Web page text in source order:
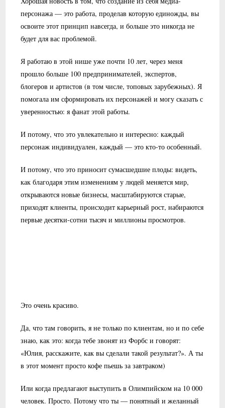
персонажа — это работа, проделав которую единожды, вы
освоите этот принцип навсегда, и больше это никогда не
будет для вас проблемой.
Я работаю в этой нише уже почти 10 лет, через меня
прошло больше 100 предпринимателей, экспертов,
блогеров и артистов (в том числе, топовых зарубежных). Я
помогала им сформировать их персонажей и могу сказать с
уверенностью: я фанат этой работы.
И потому, что это увлекательно и интересно: каждый
персонаж индивидуален, каждый — это кто-то особенный.
И потому, что это приносит сумасшедшие плоды: видеть,
как благодаря этим изменениям у людей меняется мир,
открываются новые бизнесы, масштабируются старые,
приходят клиенты, происходит карьерный рост, набираются
первые десятки-сотни тысяч и миллионы просмотров.
Это очень красиво.
Да, что там говорить, я не только по клиентам, но и по себе
знаю, как это: когда тебе звонят из Форбс и говорят:
«Юлия, расскажите, как вы сделали такой результат?». А ты
в этот момент просто кофе пьешь за завтраком)
Или когда предлагают выступить в Олимпийском на 10 000
человек. Просто. Потому что ты — понятный и желанный